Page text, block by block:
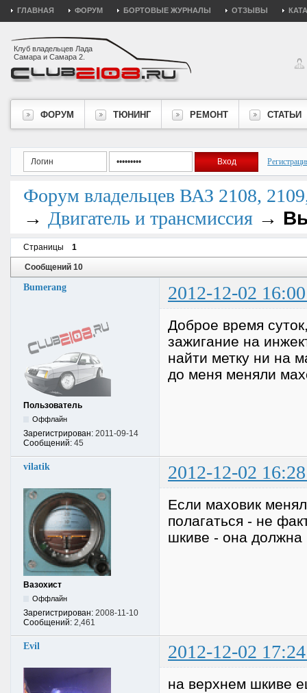
ГЛАВНАЯ ФОРУМ БОРТОВЫЕ ЖУРНАЛЫ ОТЗЫВЫ
Клуб владельцев Лада
Самара и Самара 2.
ФОРУМ ТЮНИНГ РЕМОНТ СТАТЬИ
Форум владельцев ВАЗ 2108,
→ Двигатель и трансмиссия →
Страницы 1
Сообщений 10
Bumerang 2012-12-02
Пользователь
Оффлайн
Зарегистрирован: 2011-09-14
Сообщений: 45
Доброе время
зажигание на
найти метку ни на
до меня меняли
vilatik 2012-12-02
Вазохист
Оффлайн
Зарегистрирован: 2008-11-10
Сообщений: 2,461
Если маховик
полагаться - не
шкиве - она должна
Evil 2012-12-02
на верхнем шкиве